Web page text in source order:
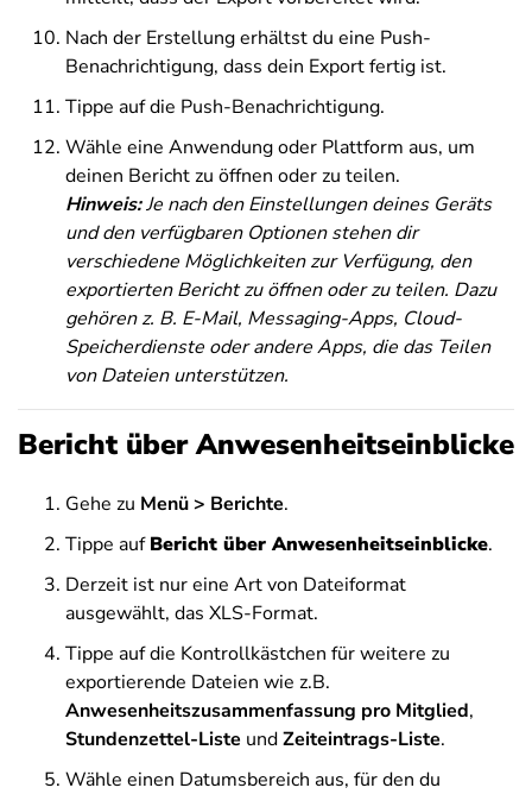
Nach der Erstellung erhältst du eine Push-
Benachrichtigung, dass dein Export fertig ist.
Tippe auf die Push-Benachrichtigung.
Wähle eine Anwendung oder Plattform aus, um
deinen Bericht zu öffnen oder zu teilen.
Hinweis:Je nach den Einstellungen deines Geräts
und den verfügbaren Optionen stehen dir
verschiedene Möglichkeiten zur Verfügung, den
exportierten Bericht zu öffnen oder zu teilen. Dazu
gehören z. B. E-Mail, Messaging-Apps, Cloud-
Speicherdienste oder andere Apps, die das Teilen
von Dateien unterstützen.
Bericht über Anwesenheitseinblicke
Gehe zu Menü > Berichte.
Tippe aufBericht über Anwesenheitseinblicke.
Derzeit ist nur eine Art von Dateiformat
ausgewählt, das XLS-Format.
Tippe auf die Kontrollkästchen für weitere zu
exportierende Dateien wie z.B.
Anwesenheitszusammenfassung pro Mitglied,
Stundenzettel-Liste undZeiteintrags-Liste.
Wähle einen Datumsbereich aus, für den du